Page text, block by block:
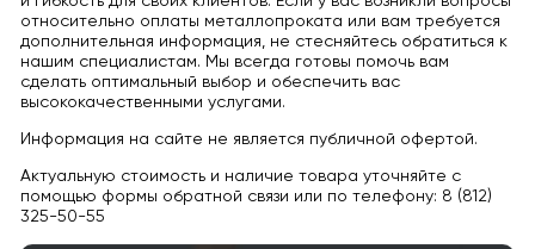
относительно оплаты металлопроката или вам требуется
дополнительная информация, не стесняйтесь обратиться к
нашим специалистам. Мы всегда готовы помочь вам
сделать оптимальный выбор и обеспечить вас
высококачественными услугами.
Информация на сайте не является публичной офертой.
Актуальную стоимость и наличие товара уточняйте с
помощью формы обратной связи или по телефону: 8 (812)
325-50-55